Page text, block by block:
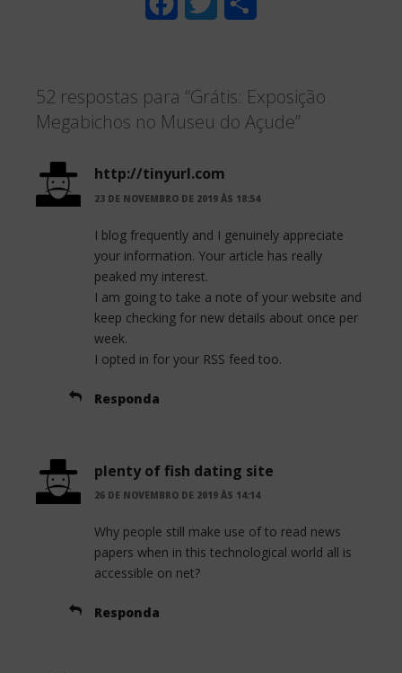
e
b
o
k
t
t
r
r
e
52 respostas para “Grátis: Exposição
Megabichos no Museu do Açude”
http://tinyurl.com
23 DE NOVEMBRO DE 2019 ÀS 18:54
I blog frequently and I genuinely appreciate
your information. Your article has really
peaked my interest.
I am going to take a note of your website and
keep checking for new details about once per
week.
I opted in for your RSS feed too.
Responda
plenty of fish dating site
26 DE NOVEMBRO DE 2019 ÀS 14:14
Why people still make use of to read news
papers when in this technological world all is
accessible on net?
Responda